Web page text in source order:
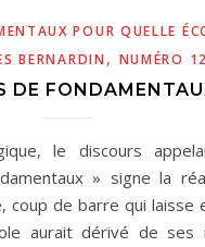
POUR QUELLE
BERNARDIN , NUMÉRO 12
DE
le discours
» signe la
coup de barre qui laisse
aurait dérivé de ses